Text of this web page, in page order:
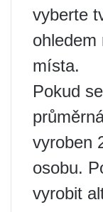
vyberte
ohledem
místa.
Pokud
vyroben
osobu.
vyrobit